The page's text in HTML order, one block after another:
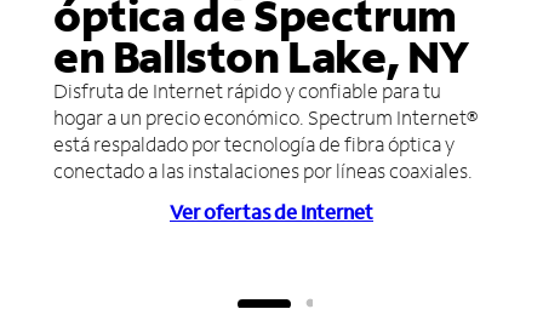
óptica de Spectrum
en Ballston Lake, NY
Disfruta de Internet rápido y confiable para tu
hogar a un precio económico. Spectrum Internet®
está respaldado por tecnología de fibra óptica y
conectado a las instalaciones por líneas coaxiales.
Ver ofertas de Internet